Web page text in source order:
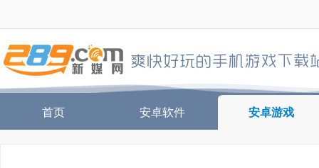
首页 安卓软件 安卓游戏